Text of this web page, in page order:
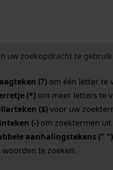
uw zoekopdracht te
(?)om één letter te
(*)om meer letters te
($)voor uw
(-)om zoektermen uit
aanhalingstekens (" ")
te zoeken.